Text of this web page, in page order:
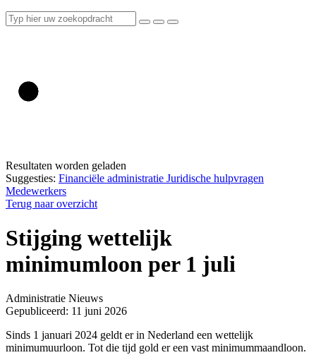
Resultaten worden geladen
Suggesties: Financiële administratie Juridische hulpvragen
Medewerkers
Terug naar overzicht
Stijging wettelijk
minimumloon per 1 juli
Administratie Nieuws
Gepubliceerd: 11 juni 2026
Sinds 1 januari 2024 geldt er in Nederland een wettelijk
minimumuurloon. Tot die tijd gold er een vast minimummaandloon.